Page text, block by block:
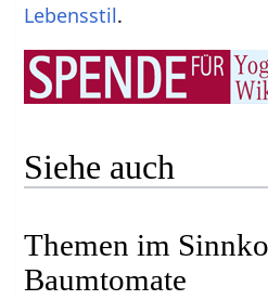
Lebensstil.
Siehe auch
Themen im
Baumtomate